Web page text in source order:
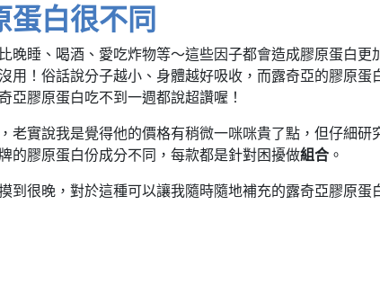
白很不同
睡、喝酒、愛吃炸物等～這些因子都會造成膠原蛋白更
！俗話說分子越小、身體越好吸收，而露奇亞的膠原蛋
亞膠原蛋白吃不到一週都說超讚喔！
實說我是覺得他的價格有稍微一咪咪貴了點，但仔細研
的膠原蛋白份成分不同，每款都是針對困擾做組合 。
很晚，對於這種可以讓我隨時隨地補充的露奇亞膠原蛋